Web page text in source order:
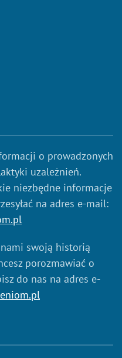
o prowadzonych
uzależnień.
niezbędne informacje
na adres e-mail:
swoją historią
porozmawiać o
do nas na adres e-